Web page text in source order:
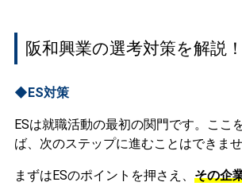
阪和興業の選考対策を解説！
◆ES対策
ESは就職活動の最初の関門です。ここ
ば、次のステップに進むことはできませ
まずはESのポイントを押さえ、 その企